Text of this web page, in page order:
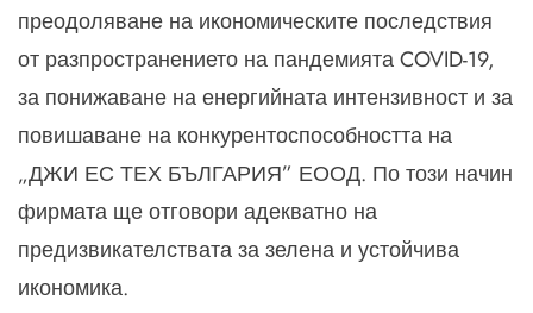
преодоляване на икономическите последствия
от разпространението на пандемията COVID-19,
за понижаване на енергийната интензивност и за
повишаване на конкурентоспособността на
„ДЖИ ЕС ТЕХ БЪЛГАРИЯ” ЕООД. По този начин
фирмата ще отговори адекватно на
предизвикателствата за зелена и устойчива
икономика.